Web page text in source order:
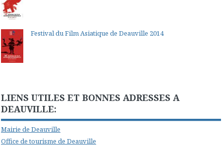
Festival du Film Asiatique de Deauville 2014
LIENS UTILES ET BONNES ADRESSES A
DEAUVILLE:
Mairie de Deauville
Office de tourisme de Deauville